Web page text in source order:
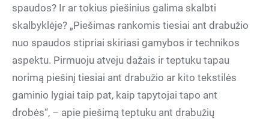
spaudos? Ir ar tokius piešinius galima skalbti
skalbyklėje? „Piešimas rankomis tiesiai ant drabužio
nuo spaudos stipriai skiriasi gamybos ir technikos
aspektu. Pirmuoju atveju dažais ir teptuku tapau
norimą piešinį tiesiai ant drabužio ar kito tekstilės
gaminio lygiai taip pat, kaip tapytojai tapo ant
drobės“, – apie piešimą teptuku ant drabužių